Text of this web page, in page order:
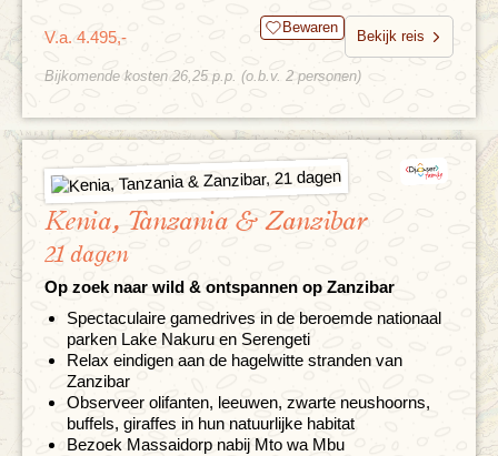
V.a. 4.495,- Bewaren
Bekijk reis
Bijkomende kosten 26,25 p.p. (o.b.v. 2 personen)
Kenia, Tanzania & Zanzibar
21 dagen
Op zoek naar wild & ontspannen op Zanzibar
Spectaculaire gamedrives in de beroemde nationaal
parken Lake Nakuru en Serengeti
Relax eindigen aan de hagelwitte stranden van
Zanzibar
Observeer olifanten, leeuwen, zwarte neushoorns,
buffels, giraffes in hun natuurlijke habitat
Bezoek Massaidorp nabij Mto wa Mbu